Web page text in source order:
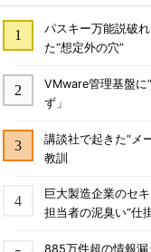
パスキー万能説破
た“想定外の穴”
VMware管理基盤
ず」
講談社で起きた“メ
教訓
巨大製造企業のセ
担当者の泥臭い“仕
885万件超の情報